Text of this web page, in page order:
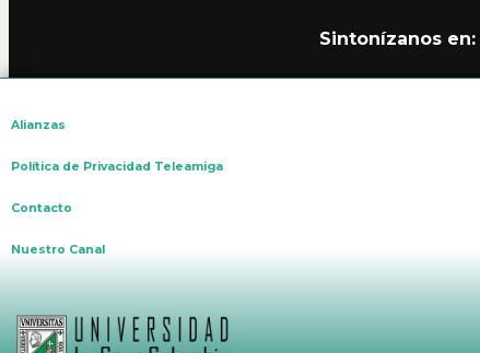
Sintonízanos en:
Alianzas
Política de Privacidad Teleamiga
Contacto
Nuestro Canal